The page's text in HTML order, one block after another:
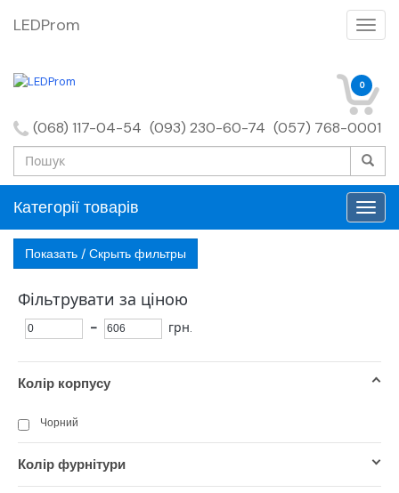
LEDProm
0
(068) 117-04-54 (093) 230-60-74 (057) 768-0001
Категорії товарів
Показать / Скрыть фильтры
Фільтрувати за ціною
- грн.
Колір корпусу
Чорний
Колір фурнітури